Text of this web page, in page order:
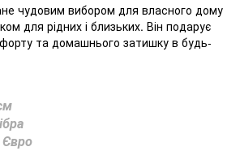
чудовим вибором для власного дому
для рідних і близьких. Він подарує
та домашнього затишку в будь-